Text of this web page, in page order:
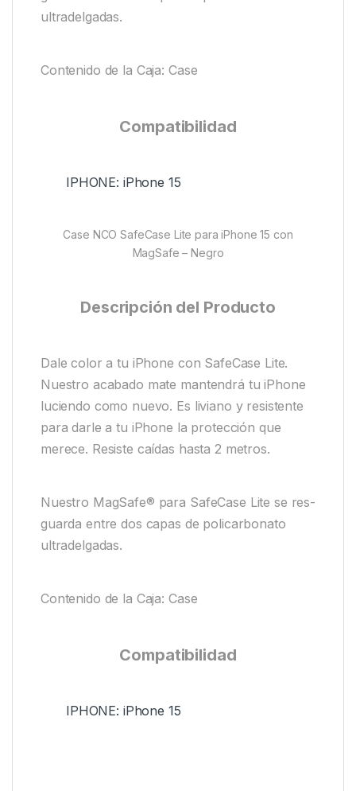
ultradelgadas.
Contenido de la Caja: Case
Compatibilidad
IPHONE: iPhone 15
Case NCO SafeCase Lite para iPhone 15 con
MagSafe – Negro
Descripción del Producto
Dale color a tu iPhone con SafeCase Lite.
Nuestro acabado mate mantendrá tu iPhone
luciendo como nuevo. Es liviano y resistente
para darle a tu iPhone la protección que
merece. Resiste caídas hasta 2 metros.
Nuestro MagSafe® para SafeCase Lite se res-
guarda entre dos capas de policarbonato
ultradelgadas.
Contenido de la Caja: Case
Compatibilidad
IPHONE: iPhone 15